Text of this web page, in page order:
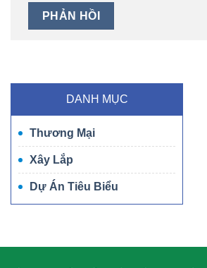
DANH MỤC
Thương Mại
Xây Lắp
Dự Án Tiêu Biểu